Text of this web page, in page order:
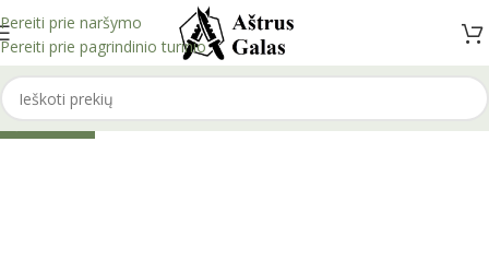
Pereiti prie naršymo
Pereiti prie pagrindinio turinio